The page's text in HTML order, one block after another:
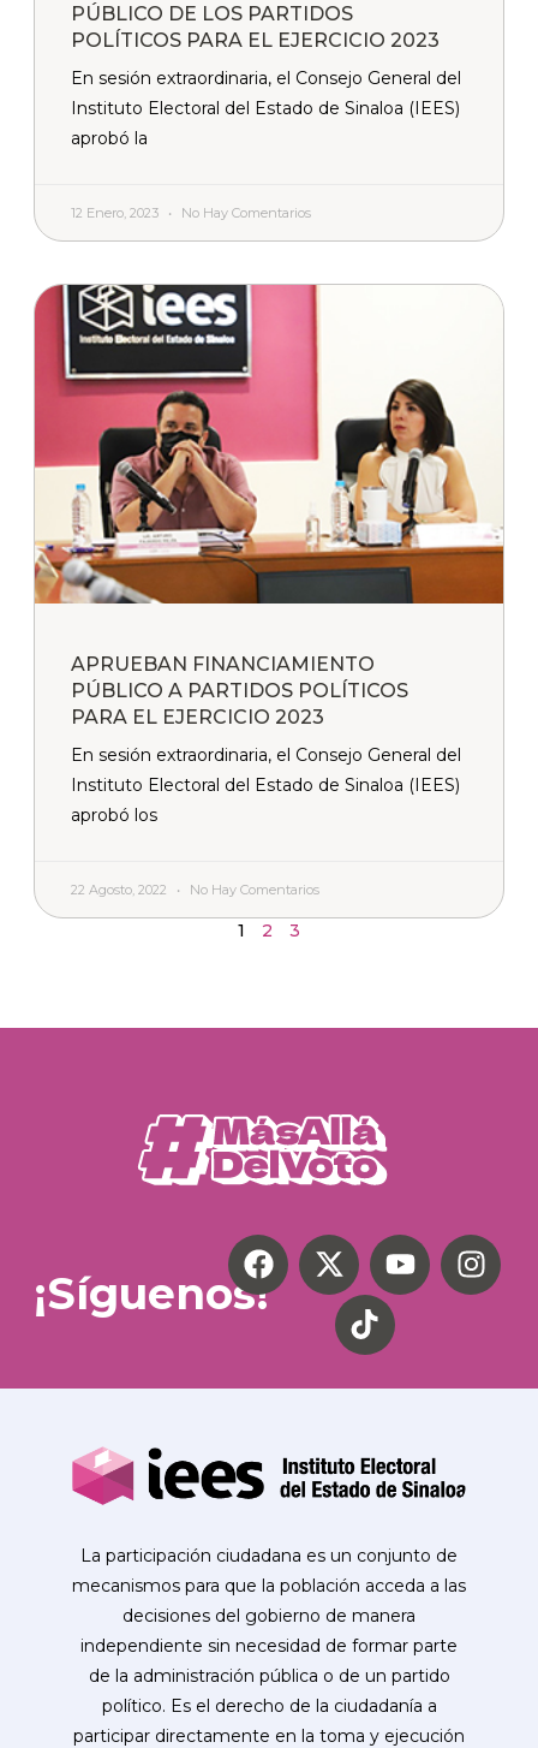
PÚBLICO DE LOS PARTIDOS
POLÍTICOS PARA EL EJERCICIO 2023
En sesión extraordinaria, el Consejo General del
Instituto Electoral del Estado de Sinaloa (IEES)
aprobó la
12 Enero, 2023 No Hay Comentarios
APRUEBAN FINANCIAMIENTO
PÚBLICO A PARTIDOS POLÍTICOS
PARA EL EJERCICIO 2023
En sesión extraordinaria, el Consejo General del
Instituto Electoral del Estado de Sinaloa (IEES)
aprobó los
22 Agosto, 2022 No Hay Comentarios
1 2 3
¡Síguenos!
La participación ciudadana es un conjunto de
mecanismos para que la población acceda a las
decisiones del gobierno de manera
independiente sin necesidad de formar parte
de la administración pública o de un partido
político. Es el derecho de la ciudadanía a
participar directamente en la toma y ejecución